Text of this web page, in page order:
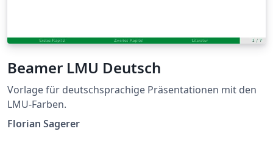
Beamer LMU Deutsch
Vorlage für deutschsprachige Präsentationen mit den
LMU-Farben.
Florian Sagerer